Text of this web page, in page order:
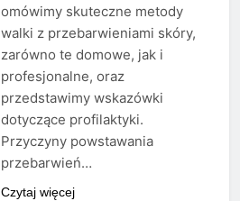
omówimy skuteczne metody
walki z przebarwieniami skóry,
zarówno te domowe, jak i
profesjonalne, oraz
przedstawimy wskazówki
dotyczące profilaktyki.
Przyczyny powstawania
przebarwień…
Czytaj więcej